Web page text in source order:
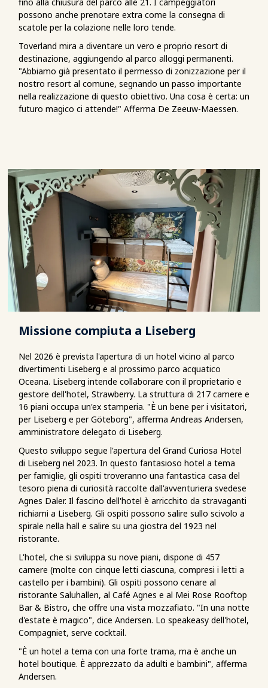
fino alla chiusura del parco alle 21. I campeggiatori
possono anche prenotare extra come la consegna di
scatole per la colazione nelle loro tende.
Toverland mira a diventare un vero e proprio resort di
destinazione, aggiungendo al parco alloggi permanenti.
"Abbiamo già presentato il permesso di zonizzazione per il
nostro resort al comune, segnando un passo importante
nella realizzazione di questo obiettivo. Una cosa è certa: un
futuro magico ci attende!" Afferma De Zeeuw-Maessen.
Missione compiuta a Liseberg
Nel 2026 è prevista l'apertura di un hotel vicino al parco
divertimenti Liseberg e al prossimo parco acquatico
Oceana. Liseberg intende collaborare con il proprietario e
gestore dell'hotel, Strawberry. La struttura di 217 camere e
16 piani occupa un'ex stamperia. "È un bene per i visitatori,
per Liseberg e per Göteborg", afferma Andreas Andersen,
amministratore delegato di Liseberg.
Questo sviluppo segue l'apertura del Grand Curiosa Hotel
di Liseberg nel 2023. In questo fantasioso hotel a tema
per famiglie, gli ospiti troveranno una fantastica casa del
tesoro piena di curiosità raccolte dall'avventuriera svedese
Agnes Daler. Il fascino dell'hotel è arricchito da stravaganti
richiami a Liseberg. Gli ospiti possono salire sullo scivolo a
spirale nella hall e salire su una giostra del 1923 nel
ristorante.
L'hotel, che si sviluppa su nove piani, dispone di 457
camere (molte con cinque letti ciascuna, compresi i letti a
castello per i bambini). Gli ospiti possono cenare al
ristorante Saluhallen, al Café Agnes e al Mei Rose Rooftop
Bar & Bistro, che offre una vista mozzafiato. "In una notte
d'estate è magico", dice Andersen. Lo speakeasy dell'hotel,
Compagniet, serve cocktail.
"È un hotel a tema con una forte trama, ma è anche un
hotel boutique. È apprezzato da adulti e bambini", afferma
Andersen.